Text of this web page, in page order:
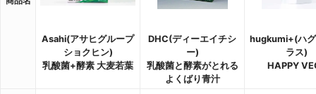
Asahi(アサヒグループ
ショクヒン)
乳酸菌+酵素 大麦若葉
DHC(ディーエイチシ
ー)
乳酸菌と酵素がとれる
よくばり青汁
hugkumi+(ハ
ラス)
HAPPY